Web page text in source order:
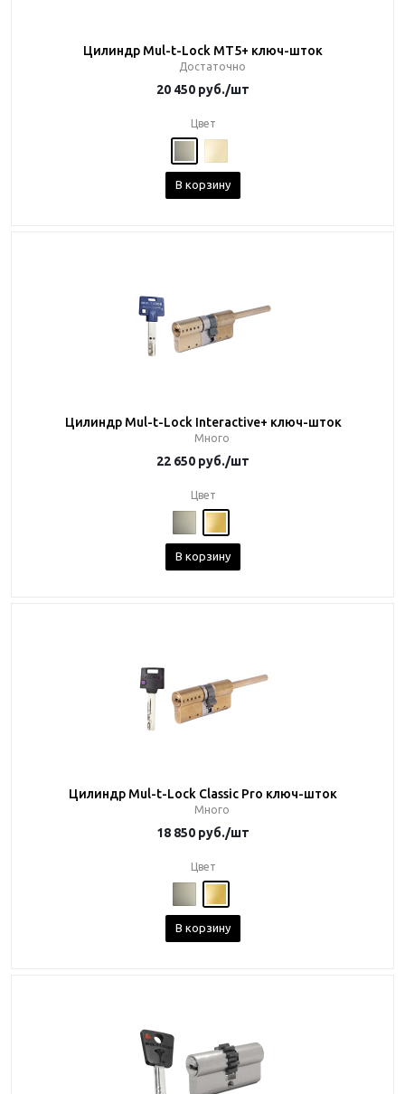
Цилиндр Mul-t-Lock MT5+ ключ-шток
Достаточно
20 450 руб./шт
Цвет
В корзину
Цилиндр Mul-t-Lock Interactive+ ключ-шток
Много
22 650 руб./шт
Цвет
В корзину
Цилиндр Mul-t-Lock Classic Pro ключ-шток
Много
18 850 руб./шт
Цвет
В корзину